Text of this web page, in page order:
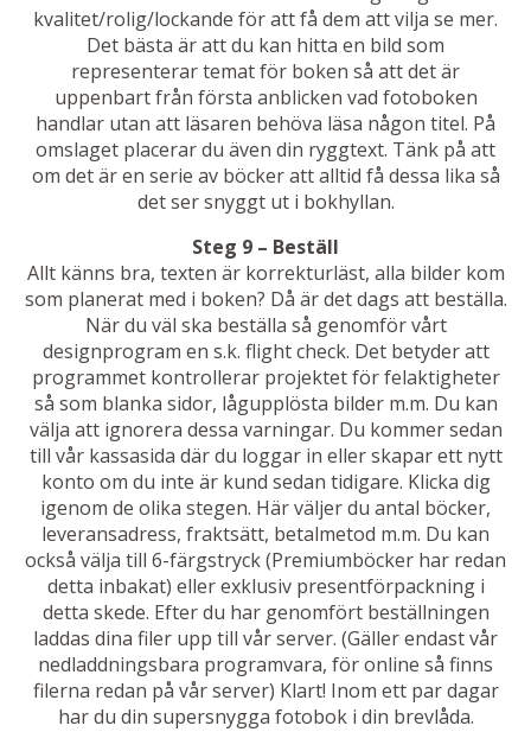
kvalitet/rolig/lockande för att få dem att vilja se mer.
Det bästa är att du kan hitta en bild som
representerar temat för boken så att det är
uppenbart från första anblicken vad fotoboken
handlar utan att läsaren behöva läsa någon titel. På
omslaget placerar du även din ryggtext. Tänk på att
om det är en serie av böcker att alltid få dessa lika så
det ser snyggt ut i bokhyllan.
Steg 9 – Beställ
Allt känns bra, texten är korrekturläst, alla bilder kom
som planerat med i boken? Då är det dags att beställa.
När du väl ska beställa så genomför vårt
designprogram en s.k. flight check. Det betyder att
programmet kontrollerar projektet för felaktigheter
så som blanka sidor, lågupplösta bilder m.m. Du kan
välja att ignorera dessa varningar. Du kommer sedan
till vår kassasida där du loggar in eller skapar ett nytt
konto om du inte är kund sedan tidigare. Klicka dig
igenom de olika stegen. Här väljer du antal böcker,
leveransadress, fraktsätt, betalmetod m.m. Du kan
också välja till 6-färgstryck (Premiumböcker har redan
detta inbakat) eller exklusiv presentförpackning i
detta skede. Efter du har genomfört beställningen
laddas dina filer upp till vår server. (Gäller endast vår
nedladdningsbara programvara, för online så finns
filerna redan på vår server) Klart! Inom ett par dagar
har du din supersnygga fotobok i din brevlåda.